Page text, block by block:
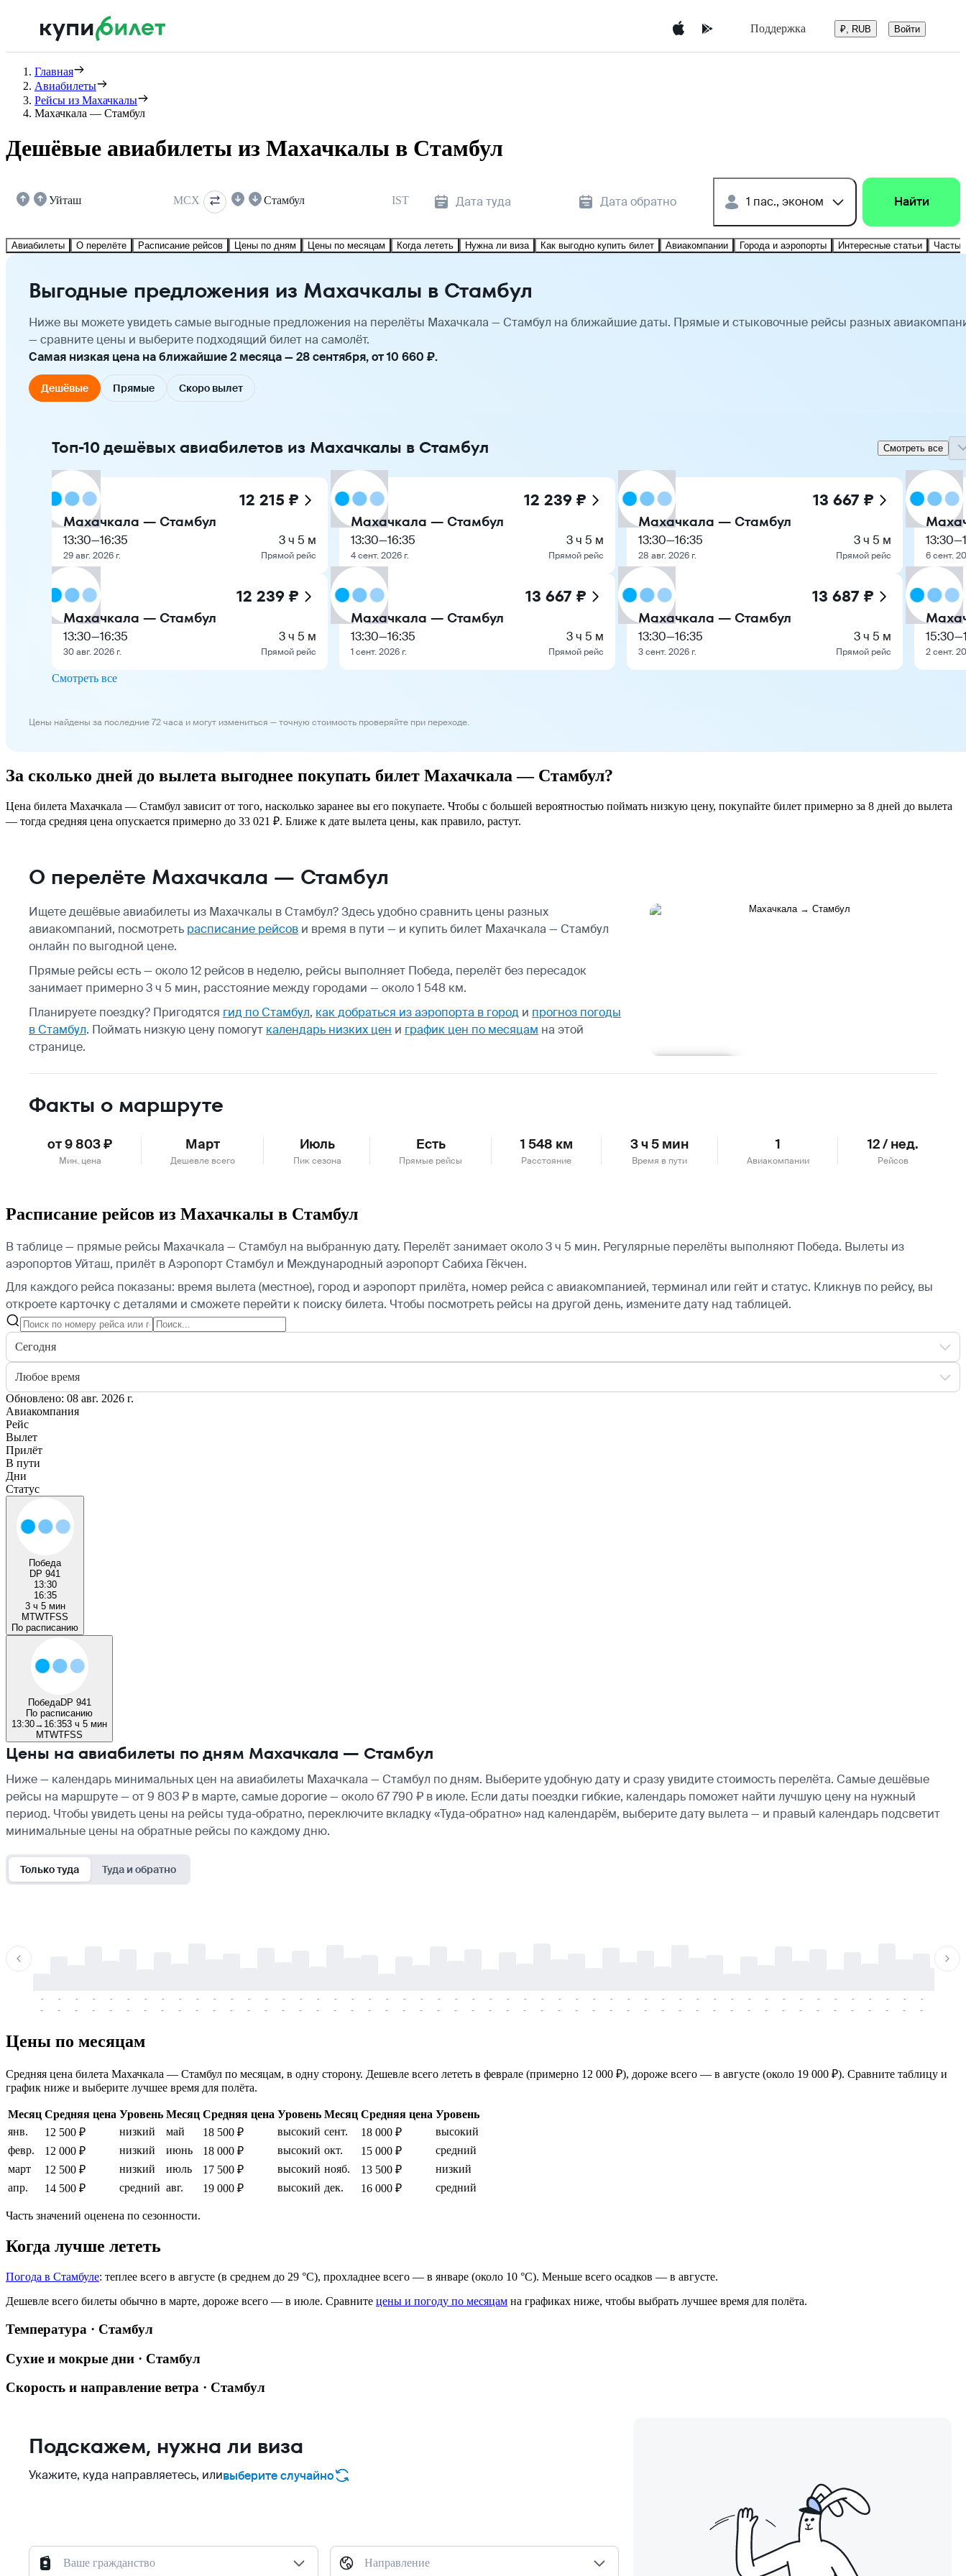
Поддержка ₽, RUB Войти
Главная
Авиабилеты
Рейсы из Махачкалы
Махачкала — Стамбул
Дешёвые авиабилеты из Махачкалы в Стамбул
Уйташ MCX Стамбул IST Дата туда Дата обратно 1 пас., эконом Найти
Авиабилеты О перелёте Расписание рейсов Цены по дням Цены по месяцам Когда лететь Нужна ли виза Как выгодно купить билет Авиакомпании Города и аэропорты Интересные статьи
Выгодные предложения из Махачкалы в Стамбул
Ниже вы можете увидеть самые выгодные предложения на перелёты Махачкала — Стамбул на ближайшие даты. Прямые и стыковочные рейсы разных
— сравните цены и выберите подходящий билет на самолёт.
Самая низкая цена на ближайшие 2 месяца — 28 сентября, от 10 660 ₽.
Дешёвые Прямые Скоро вылет
Топ-10 дешёвых авиабилетов из Махачкалы в Стамбул Смотреть все
12 215 ₽
Махачкала — Стамбул
13:30—16:35
29 авг. 2026 г.
3 ч 5 м
Прямой рейс
12 239 ₽
Махачкала — Стамбул
13:30—16:35
30 авг. 2026 г.
3 ч 5 м
Прямой рейс
12 239 ₽
Махачкала — Стамбул
13:30—16:35
4 сент. 2026 г.
3 ч 5 м
Прямой рейс
13 667 ₽
Махачкала — Стамбул
13:30—16:35
1 сент. 2026 г.
3 ч 5 м
Прямой рейс
13 667 ₽
Махачкала — Стамбул
13:30—16:35
28 авг. 2026 г.
3 ч 5 м
Прямой рейс
13 687 ₽
Махачкала — Стамбул
13:30—16:35
3 сент. 2026 г.
3 ч 5 м
Прямой рейс
13:30—
6 сент.
15:30—
2 сент.
Смотреть все
Цены найдены за последние 72 часа и могут измениться — точную стоимость проверяйте при переходе.
За сколько дней до вылета выгоднее покупать билет Махачкала — Стамбул?
Цена билета Махачкала — Стамбул зависит от того, насколько заранее вы его покупаете. Чтобы с большей вероятностью поймать низкую цену, покупайте билет примерно за 8 дней до вылета
— тогда средняя цена опускается примерно до 33 021 ₽. Ближе к дате вылета цены, как правило, растут.
О перелёте Махачкала — Стамбул
Ищете дешёвые авиабилеты из Махачкалы в Стамбул? Здесь удобно сравнить цены разных
авиакомпаний, посмотреть расписание рейсов и время в пути — и купить билет Махачкала — Стамбул
онлайн по выгодной цене.
Прямые рейсы есть — около 12 рейсов в неделю, рейсы выполняет Победа, перелёт без пересадок
занимает примерно 3 ч 5 мин, расстояние между городами — около 1 548 км.
Планируете поездку? Пригодятся гид по Стамбул, как добраться из аэропорта в город и прогноз погоды
в Стамбул. Поймать низкую цену помогут календарь низких цен и график цен по месяцам на этой
странице.
Факты о маршруте
от 9 803 ₽
Мин. цена
Март
Дешевле всего
Июль
Пик сезона
Есть
Прямые рейсы
1 548 км
Расстояние
3 ч 5 мин
Время в пути
1
Авиакомпании
12 / нед.
Рейсов
Расписание рейсов из Махачкалы в Стамбул
В таблице — прямые рейсы Махачкала — Стамбул на выбранную дату. Перелёт занимает около 3 ч 5 мин. Регулярные перелёты выполняют Победа. Вылеты из
аэропортов Уйташ, прилёт в Аэропорт Стамбул и Международный аэропорт Сабиха Гёкчен.
Для каждого рейса показаны: время вылета (местное), город и аэропорт прилёта, номер рейса с авиакомпанией, терминал или гейт и статус. Кликнув по рейсу, вы
откроете карточку с деталями и сможете перейти к поиску билета. Чтобы посмотреть рейсы на другой день, измените дату над таблицей.
Сегодня
Любое время
Обновлено: 08 авг. 2026 г.
Авиакомпания
Рейс
Вылет
Прилёт
В пути
Дни
Статус
Победа
DP 941
13:30
16:35
3 ч 5 мин
MTWTFSS
По расписанию
ПобедаDP 941
По расписанию
13:30→ 16:353 ч 5 мин
MTWTFSS
Цены на авиабилеты по дням Махачкала — Стамбул
Ниже — календарь минимальных цен на авиабилеты Махачкала — Стамбул по дням. Выберите удобную дату и сразу увидите стоимость перелёта. Самые дешёвые
рейсы на маршруте — от 9 803 ₽ в марте, самые дорогие — около 67 790 ₽ в июле. Если даты поездки гибкие, календарь поможет найти лучшую цену на нужный
период. Чтобы увидеть цены на рейсы туда-обратно, переключите вкладку «Туда-обратно» над календарём, выберите дату вылета — и правый календарь подсветит
минимальные цены на обратные рейсы по каждому дню.
Только туда Туда и обратно
-
-
-
-
-
-
-
-
-
-
-
-
-
-
-
-
-
-
-
-
-
-
-
-
-
-
-
-
-
-
-
-
-
-
-
-
-
-
-
-
-
-
-
-
-
-
-
-
-
-
-
-
-
-
-
-
-
-
-
-
-
-
-
-
-
-
-
-
-
-
-
-
-
-
-
-
-
-
-
-
-
-
-
-
-
-
-
-
-
-
-
-
-
-
-
-
-
-
-
-
-
-
-
-
Цены по месяцам
Средняя цена билета Махачкала — Стамбул по месяцам, в одну сторону. Дешевле всего лететь в феврале (примерно 12 000 ₽), дороже всего — в августе (около 19 000 ₽). Сравните таблицу и
график ниже и выберите лучшее время для полёта.
Месяц Средняя цена Уровень Месяц Средняя цена Уровень Месяц Средняя цена Уровень
янв.
12 500 ₽ низкий май 18 500 ₽ высокий сент. 18 000 ₽
высокий
февр.
12 000 ₽ низкий июнь 18 000 ₽ высокий окт. 15 000 ₽
средний
март
12 500 ₽ низкий июль 17 500 ₽ высокий нояб. 13 500 ₽
низкий
апр.
14 500 ₽ средний авг. 19 000 ₽ высокий дек. 16 000 ₽ средний
Часть значений оценена по сезонности.
Когда лучше лететь
Погода в Стамбуле: теплее всего в августе (в среднем до 29 °C), прохладнее всего — в январе (около 10 °C). Меньше всего осадков — в августе.
Дешевле всего билеты обычно в марте, дороже всего — в июле. Сравните цены и погоду по месяцам на графиках ниже, чтобы выбрать лучшее время для полёта.
Температура · Стамбул
Сухие и мокрые дни · Стамбул
Скорость и направление ветра · Стамбул
Подскажем, нужна ли виза
Укажите, куда направляетесь, иливыберите случайно
Ваше гражданство Направление